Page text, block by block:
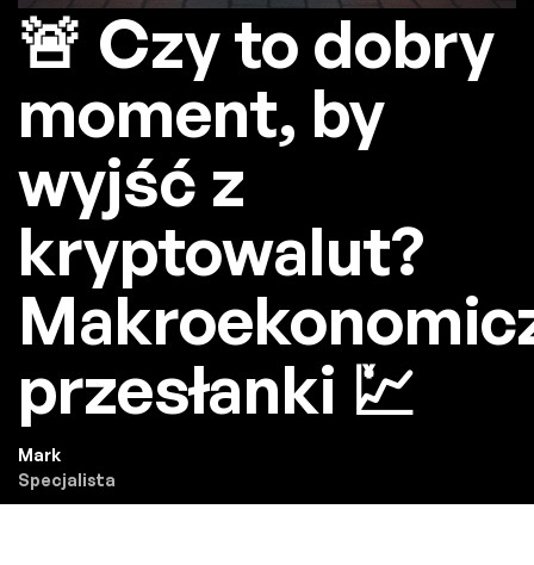
🚨 Czy to dobry
moment, by
wyjść z
kryptowalut?
przesłanki 💹
Mark
Specjalista